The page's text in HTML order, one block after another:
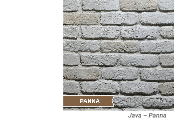
Java – Panna